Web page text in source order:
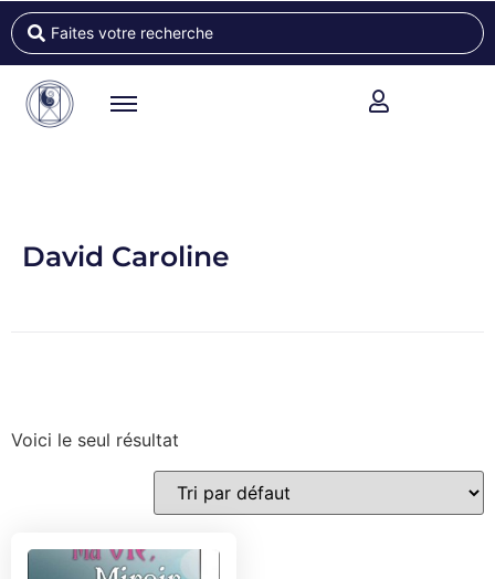
David Caroline
Voici le seul résultat